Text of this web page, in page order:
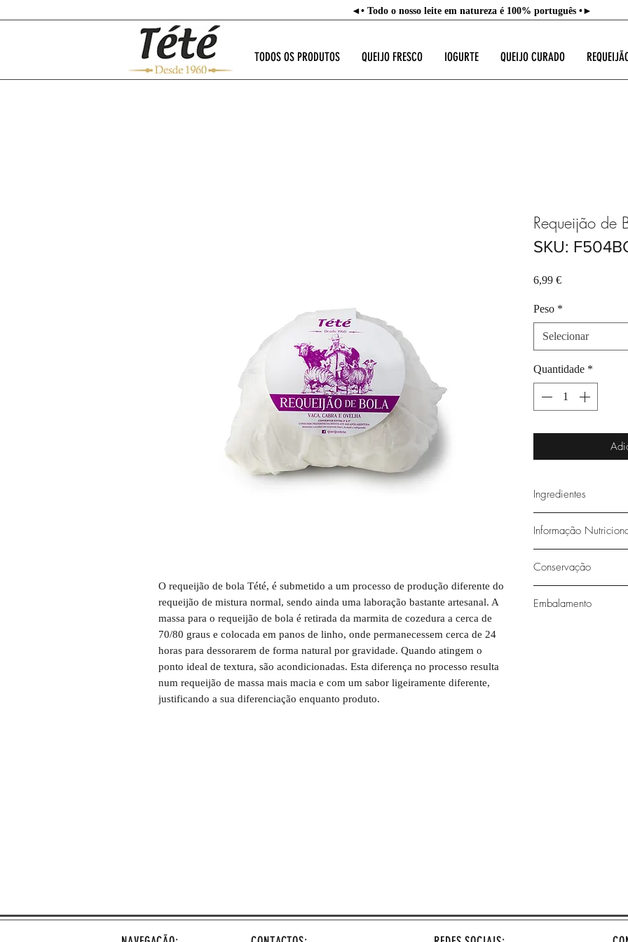
◄• Todo o nosso leite em natureza é 100% português •►
TODOS OS PRODUTOS QUEIJO FRESCO IOGURTE QUEIJO CURADO
O requeijão de bola Tété, é submetido a um processo de produção diferente do
requeijão de mistura normal, sendo ainda uma laboração bastante artesanal. A
massa para o requeijão de bola é retirada da marmita de cozedura a cerca de
70/80 graus e colocada em panos de linho, onde permanecessem cerca de 24
horas para dessorarem de forma natural por gravidade. Quando atingem o
ponto ideal de textura, são acondicionadas. Esta diferença no processo resulta
num requeijão de massa mais macia e com um sabor ligeiramente diferente,
justificando a sua diferenciação enquanto produto.
Requeijão de
SKU:
6,99 €Preço
Peso *
Selecionar
Quantidade *
Ingredientes
pasteurizado, soro
de cabra, leite em
potássio), sal, amido
Informação
Lípidos: 12g, dos
Hidratos de
Proteínas: 8,9g
Conservação
abertura
Embalamento